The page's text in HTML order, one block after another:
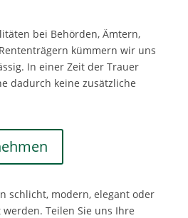
bei Behörden, Ämtern,
kümmern wir uns
In einer Zeit der Trauer
dadurch keine zusätzliche
schlicht, modern, elegant oder
Teilen Sie uns Ihre